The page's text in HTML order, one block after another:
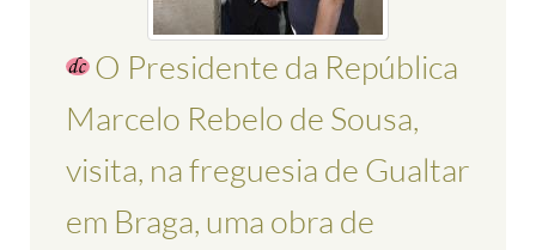
O Presidente da República
Marcelo Rebelo de Sousa,
visita, na freguesia de Gualtar
em Braga, uma obra de